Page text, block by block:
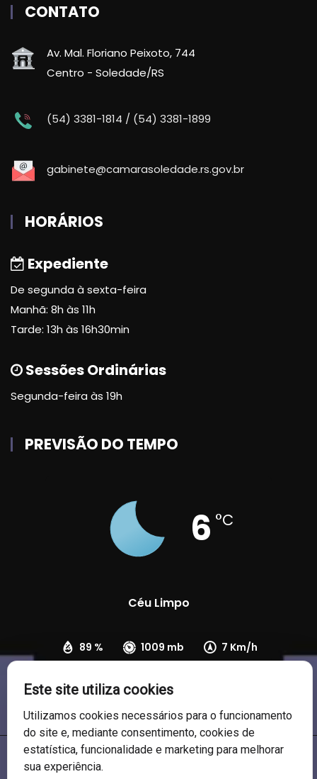
CONTATO
Av. Mal. Floriano Peixoto, 744
Centro - Soledade/RS
(54) 3381-1814 / (54) 3381-1899
gabinete@camarasoledade.rs.gov.br
HORÁRIOS
Expediente
De segunda à sexta-feira
Manhã: 8h às 11h
Tarde: 13h às 16h30min
Sessões Ordinárias
Segunda-feira às 19h
PREVISÃO DO TEMPO
6 °C
Céu Limpo
89 % 1009 mb 7 Km/h
© 2026 Câmara de Vereadores de Soledade/RS. Todos os direitos
Este site utiliza cookies
Utilizamos cookies necessários para o funcionamento
do site e, mediante consentimento, cookies de
estatística, funcionalidade e marketing para melhorar
sua experiência.